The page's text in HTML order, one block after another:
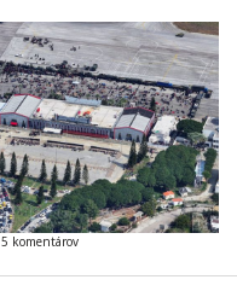
5 komentárov